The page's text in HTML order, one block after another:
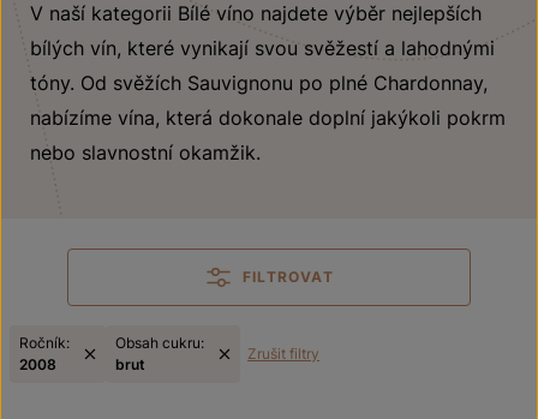
V naší kategorii Bílé víno najdete výběr nejlepších
bílých vín, které vynikají svou svěžestí a lahodnými
tóny. Od svěžích Sauvignonu po plné Chardonnay,
nabízíme vína, která dokonale doplní jakýkoli pokrm
nebo slavnostní okamžik.
FILTROVAT
Ročník:
2008
Obsah cukru:
brut
Zrušit filtry